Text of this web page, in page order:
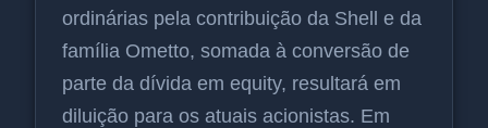
ordinárias pela contribuição da Shell e da
família Ometto, somada à conversão de
parte da dívida em equity, resultará em
diluição para os atuais acionistas. Em